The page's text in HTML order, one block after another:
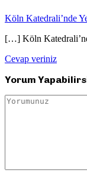
Köln Katedrali’nde
[…] Köln
Cevap veriniz
Yorum